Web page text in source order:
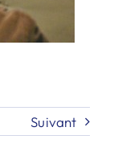
Suivant